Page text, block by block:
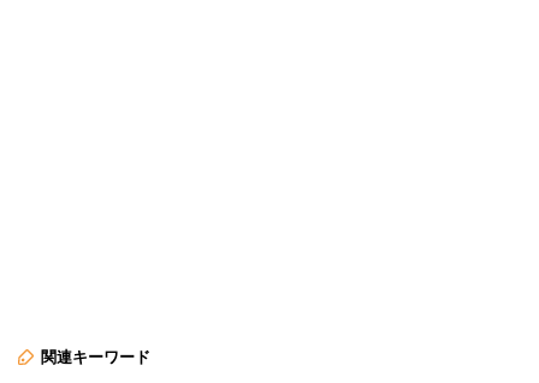
関連キーワード